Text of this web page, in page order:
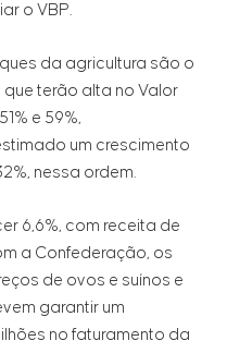
o VBP.
da agricultura são o
terão alta no Valor
e 59%,
um crescimento
nessa ordem.
6,6%, com receita de
a Confederação, os
de ovos e suínos e
garantir um
no faturamento da